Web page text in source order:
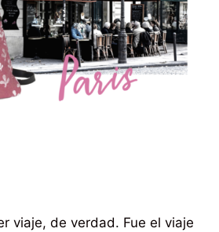
viaje, de verdad. Fue el viaje